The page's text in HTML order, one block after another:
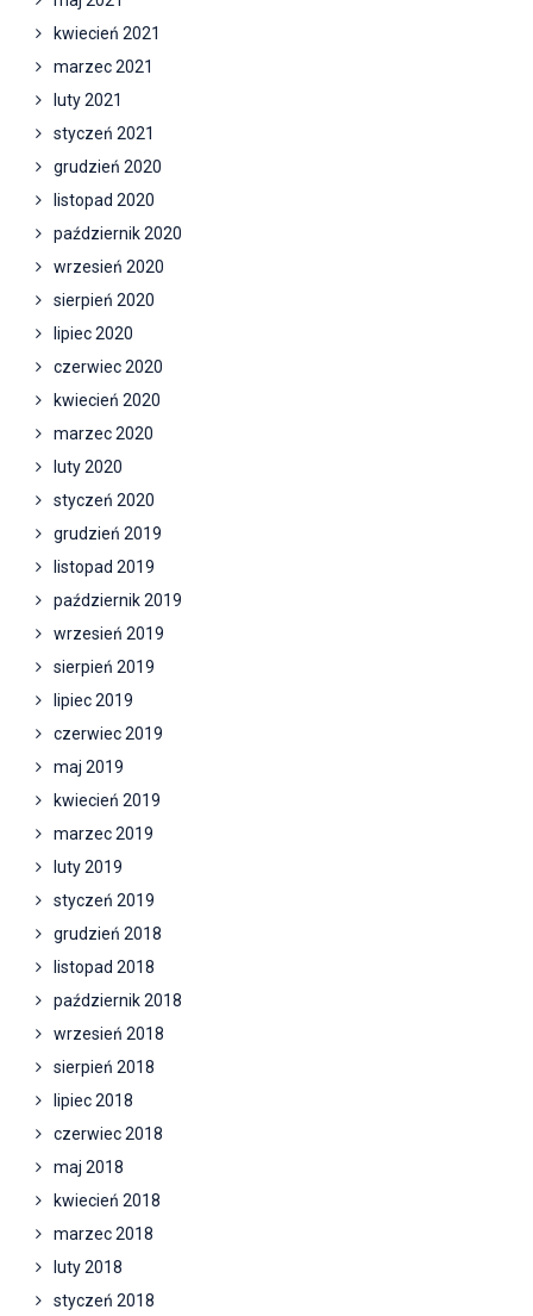
kwiecień 2021
marzec 2021
luty 2021
styczeń 2021
grudzień 2020
listopad 2020
październik 2020
wrzesień 2020
sierpień 2020
lipiec 2020
czerwiec 2020
kwiecień 2020
marzec 2020
luty 2020
styczeń 2020
grudzień 2019
listopad 2019
październik 2019
wrzesień 2019
sierpień 2019
lipiec 2019
czerwiec 2019
maj 2019
kwiecień 2019
marzec 2019
luty 2019
styczeń 2019
grudzień 2018
listopad 2018
październik 2018
wrzesień 2018
sierpień 2018
lipiec 2018
czerwiec 2018
maj 2018
kwiecień 2018
marzec 2018
luty 2018
styczeń 2018